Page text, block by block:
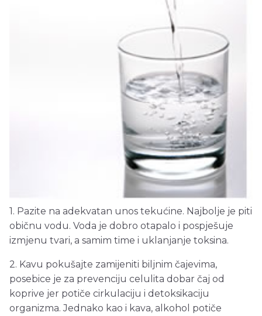
1. Pazite na adekvatan unos tekućine. Najbolje je piti
običnu vodu. Voda je dobro otapalo i pospješuje
izmjenu tvari, a samim time i uklanjanje toksina.
2. Kavu pokušajte zamijeniti biljnim čajevima,
posebice je za prevenciju celulita dobar čaj od
koprive jer potiče cirkulaciju i detoksikaciju
organizma. Jednako kao i kava, alkohol potiče